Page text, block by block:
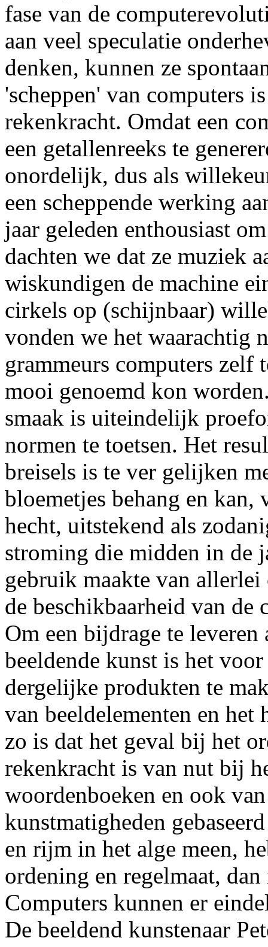
fase van de
aan veel speculatie
denken, kunnen ze
'scheppen' van computers
rekenkracht. Omdat een
een getallenreeks te
onordelijk, dus als
een scheppende werking
jaar geleden enthousiast
dachten we dat ze muziek
wiskundigen de machine
cirkels op (schijnbaar)
vonden we het waarachtig
grammeurs computers zelf
mooi genoemd kon
smaak is uiteindelijk
normen te toetsen. Het
breisels is te ver gelijken
bloemetjes behang en kan,
hecht, uitstekend als
stroming die midden in de
gebruik maakte van
de beschikbaarheid van de
Om een bijdrage te
beeldende kunst is het
dergelijke produkten te
van beeldelementen en het
zo is dat het geval bij het
rekenkracht is van nut bij
woordenboeken en ook
kunstmatigheden
en rijm in het alge meen,
ordening en regelmaat,
Computers kunnen er
De beeldend kunstenaar